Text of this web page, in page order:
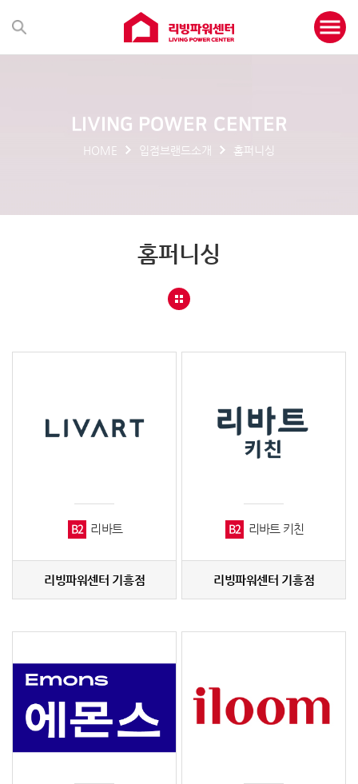
LIVING POWER CENTER
HOME 입점브랜드소개 홈퍼니싱
홈퍼니싱
B2 리바트
리빙파워센터 기흥점
B2 리바트 키친
리빙파워센터 기흥점